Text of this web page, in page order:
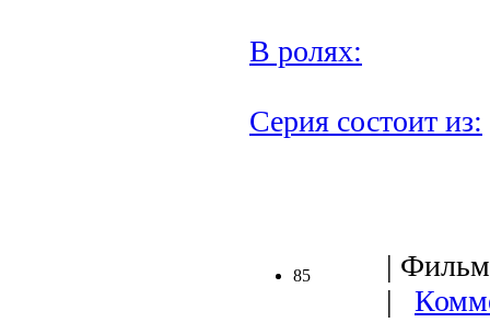
В ролях:
Серия состоит из:
85
|
|